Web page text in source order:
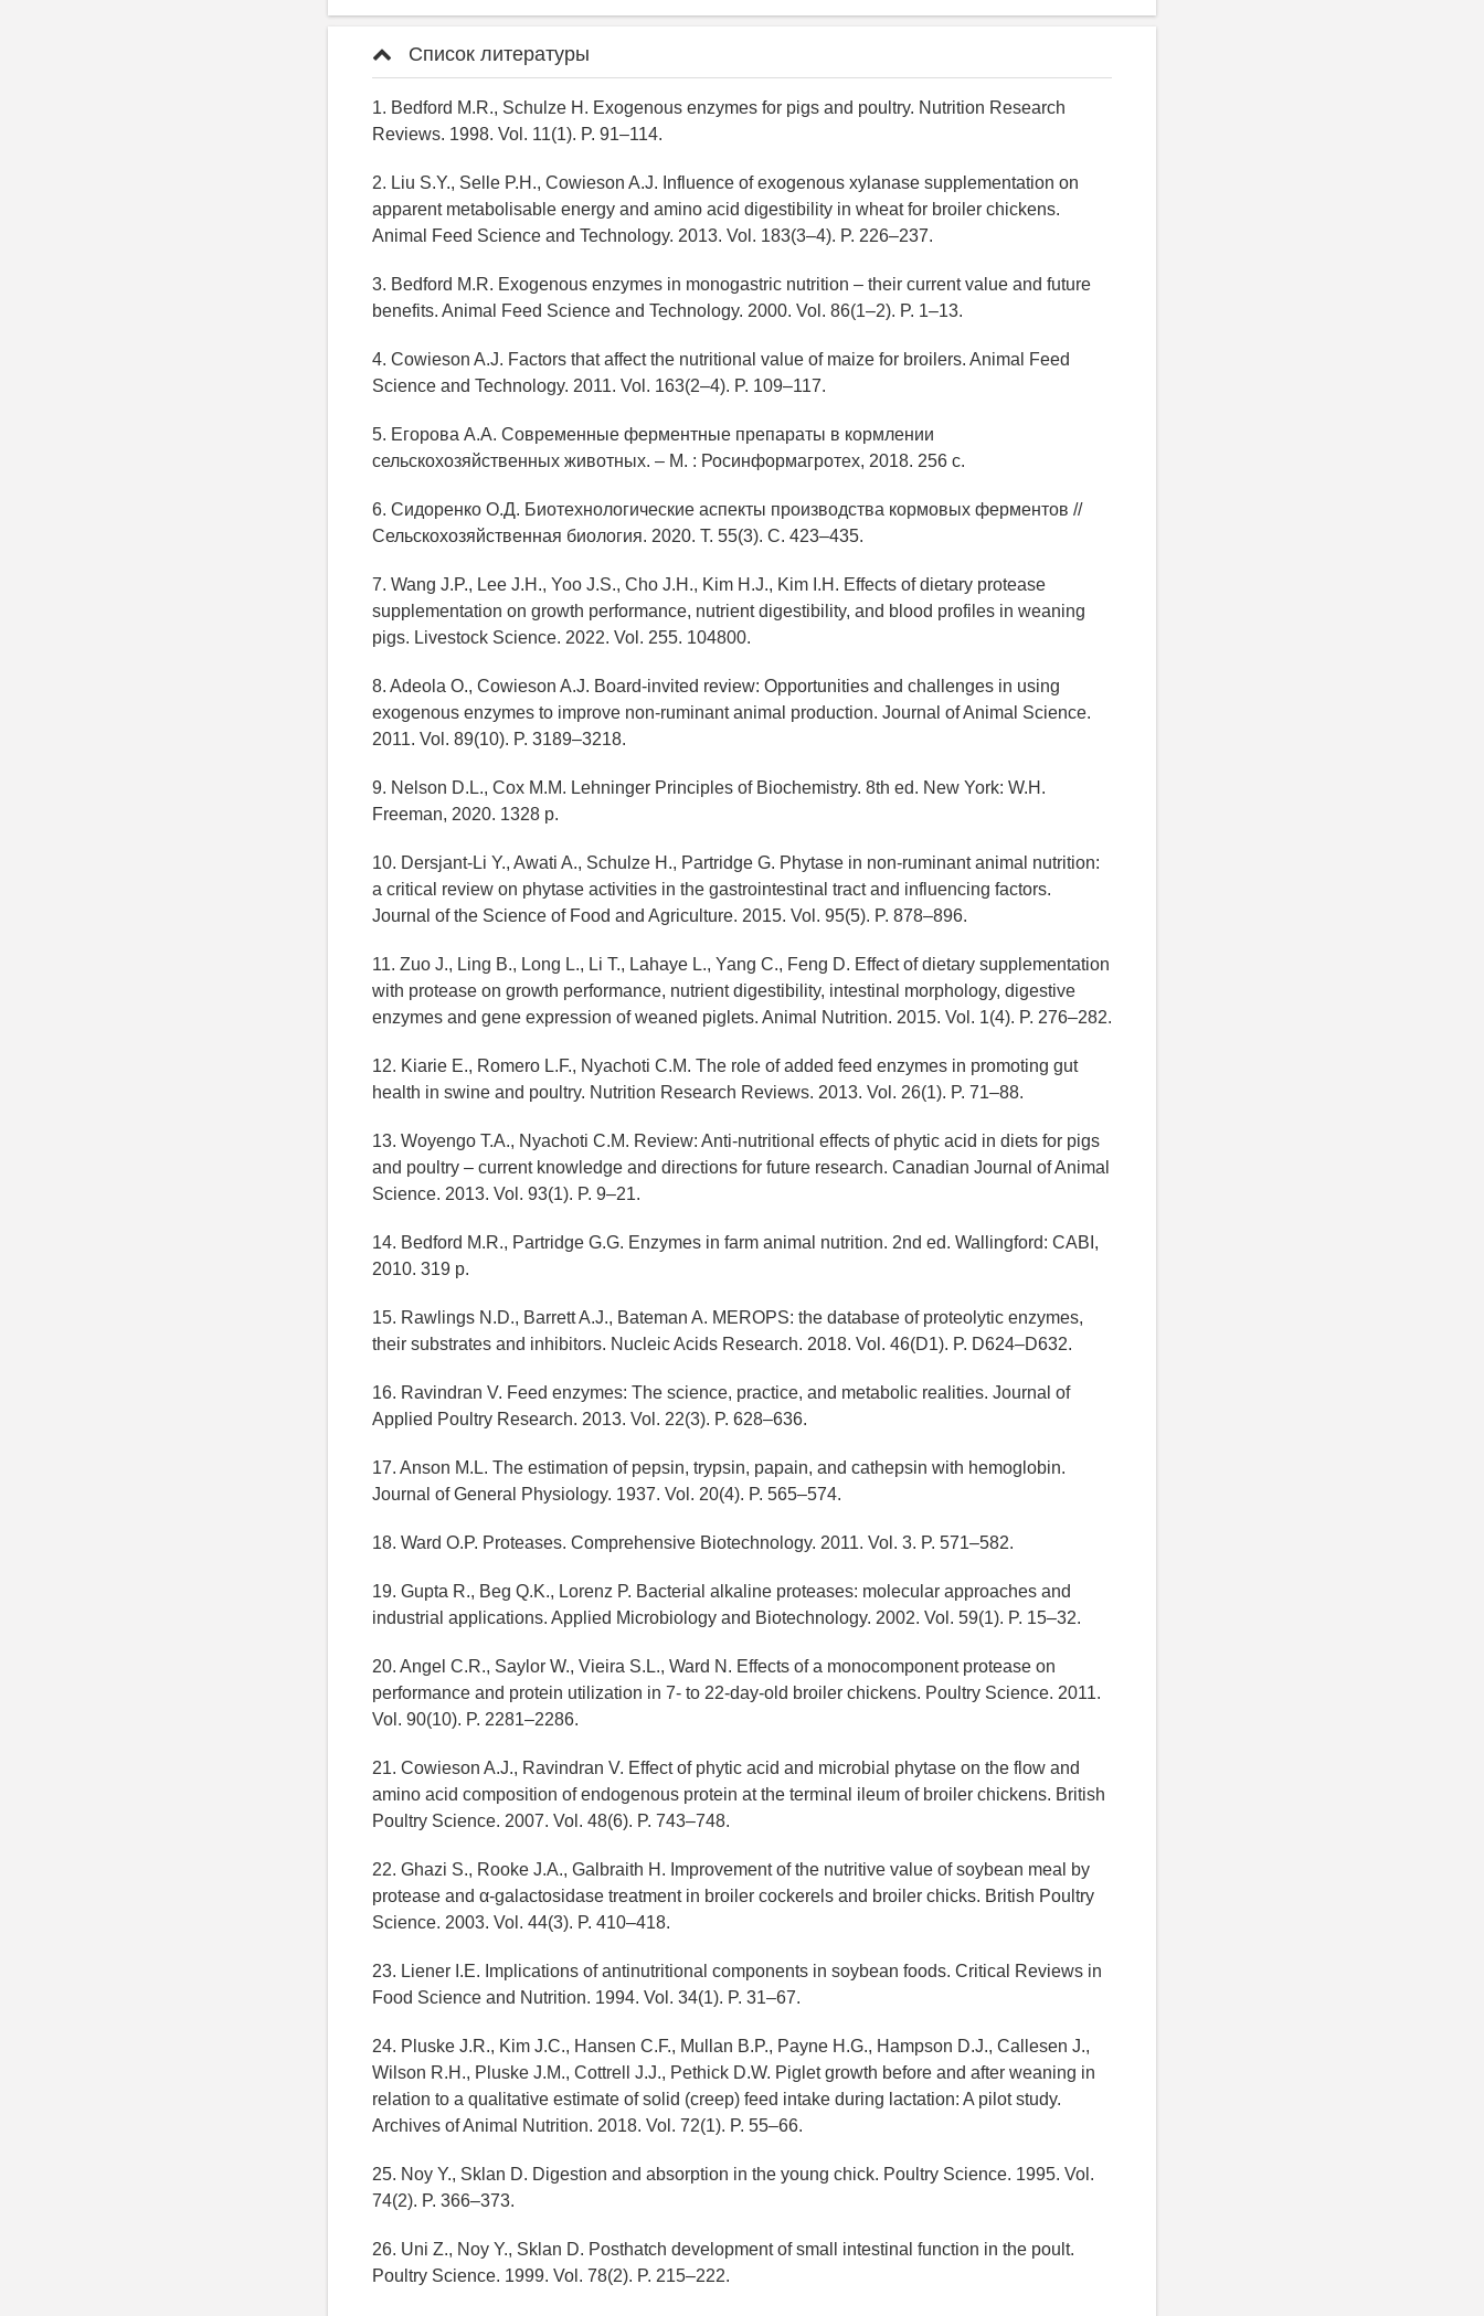
Список литературы
1. Bedford M.R., Schulze H. Exogenous enzymes for pigs and poultry. Nutrition Research
Reviews. 1998. Vol. 11(1). P. 91–114.
2. Liu S.Y., Selle P.H., Cowieson A.J. Influence of exogenous xylanase supplementation on
apparent metabolisable energy and amino acid digestibility in wheat for broiler chickens.
Animal Feed Science and Technology. 2013. Vol. 183(3–4). P. 226–237.
3. Bedford M.R. Exogenous enzymes in monogastric nutrition – their current value and future
benefits. Animal Feed Science and Technology. 2000. Vol. 86(1–2). P. 1–13.
4. Cowieson A.J. Factors that affect the nutritional value of maize for broilers. Animal Feed
Science and Technology. 2011. Vol. 163(2–4). P. 109–117.
5. Егорова А.А. Современные ферментные препараты в кормлении
сельскохозяйственных животных. – М. : Росинформагротех, 2018. 256 с.
6. Сидоренко О.Д. Биотехнологические аспекты производства кормовых ферментов //
Сельскохозяйственная биология. 2020. Т. 55(3). С. 423–435.
7. Wang J.P., Lee J.H., Yoo J.S., Cho J.H., Kim H.J., Kim I.H. Effects of dietary protease
supplementation on growth performance, nutrient digestibility, and blood profiles in weaning
pigs. Livestock Science. 2022. Vol. 255. 104800.
8. Adeola O., Cowieson A.J. Board-invited review: Opportunities and challenges in using
exogenous enzymes to improve non-ruminant animal production. Journal of Animal Science.
2011. Vol. 89(10). P. 3189–3218.
9. Nelson D.L., Cox M.M. Lehninger Principles of Biochemistry. 8th ed. New York: W.H.
Freeman, 2020. 1328 p.
10. Dersjant-Li Y., Awati A., Schulze H., Partridge G. Phytase in non-ruminant animal nutrition:
a critical review on phytase activities in the gastrointestinal tract and influencing factors.
Journal of the Science of Food and Agriculture. 2015. Vol. 95(5). P. 878–896.
11. Zuo J., Ling B., Long L., Li T., Lahaye L., Yang C., Feng D. Effect of dietary supplementation
with protease on growth performance, nutrient digestibility, intestinal morphology, digestive
enzymes and gene expression of weaned piglets. Animal Nutrition. 2015. Vol. 1(4). P. 276–282.
12. Kiarie E., Romero L.F., Nyachoti C.M. The role of added feed enzymes in promoting gut
health in swine and poultry. Nutrition Research Reviews. 2013. Vol. 26(1). P. 71–88.
13. Woyengo T.A., Nyachoti C.M. Review: Anti-nutritional effects of phytic acid in diets for pigs
and poultry – current knowledge and directions for future research. Canadian Journal of Animal
Science. 2013. Vol. 93(1). P. 9–21.
14. Bedford M.R., Partridge G.G. Enzymes in farm animal nutrition. 2nd ed. Wallingford: CABI,
2010. 319 p.
15. Rawlings N.D., Barrett A.J., Bateman A. MEROPS: the database of proteolytic enzymes,
their substrates and inhibitors. Nucleic Acids Research. 2018. Vol. 46(D1). P. D624–D632.
16. Ravindran V. Feed enzymes: The science, practice, and metabolic realities. Journal of
Applied Poultry Research. 2013. Vol. 22(3). P. 628–636.
17. Anson M.L. The estimation of pepsin, trypsin, papain, and cathepsin with hemoglobin.
Journal of General Physiology. 1937. Vol. 20(4). P. 565–574.
18. Ward O.P. Proteases. Comprehensive Biotechnology. 2011. Vol. 3. P. 571–582.
19. Gupta R., Beg Q.K., Lorenz P. Bacterial alkaline proteases: molecular approaches and
industrial applications. Applied Microbiology and Biotechnology. 2002. Vol. 59(1). P. 15–32.
20. Angel C.R., Saylor W., Vieira S.L., Ward N. Effects of a monocomponent protease on
performance and protein utilization in 7- to 22-day-old broiler chickens. Poultry Science. 2011.
Vol. 90(10). P. 2281–2286.
21. Cowieson A.J., Ravindran V. Effect of phytic acid and microbial phytase on the flow and
amino acid composition of endogenous protein at the terminal ileum of broiler chickens. British
Poultry Science. 2007. Vol. 48(6). P. 743–748.
22. Ghazi S., Rooke J.A., Galbraith H. Improvement of the nutritive value of soybean meal by
protease and α-galactosidase treatment in broiler cockerels and broiler chicks. British Poultry
Science. 2003. Vol. 44(3). P. 410–418.
23. Liener I.E. Implications of antinutritional components in soybean foods. Critical Reviews in
Food Science and Nutrition. 1994. Vol. 34(1). P. 31–67.
24. Pluske J.R., Kim J.C., Hansen C.F., Mullan B.P., Payne H.G., Hampson D.J., Callesen J.,
Wilson R.H., Pluske J.M., Cottrell J.J., Pethick D.W. Piglet growth before and after weaning in
relation to a qualitative estimate of solid (creep) feed intake during lactation: A pilot study.
Archives of Animal Nutrition. 2018. Vol. 72(1). P. 55–66.
25. Noy Y., Sklan D. Digestion and absorption in the young chick. Poultry Science. 1995. Vol.
74(2). P. 366–373.
26. Uni Z., Noy Y., Sklan D. Posthatch development of small intestinal function in the poult.
Poultry Science. 1999. Vol. 78(2). P. 215–222.